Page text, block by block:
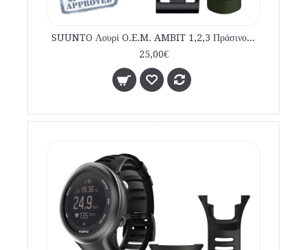
SUUNTO Λουρί O.E.M. AMBIT 1,2,3 Πράσινο - Χακί εμπορίου
25,00€